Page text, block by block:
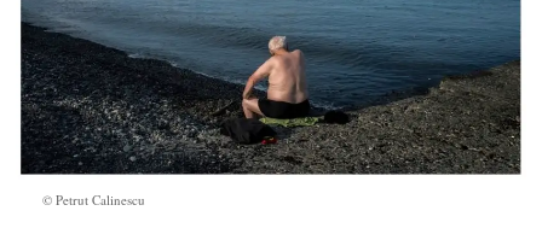
© Petrut Calinescu